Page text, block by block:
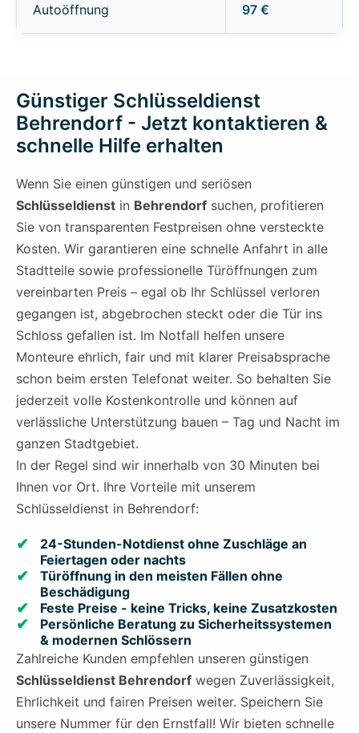
Autoöffnung 97 €
Günstiger Schlüsseldienst
Behrendorf - Jetzt kontaktieren &
schnelle Hilfe erhalten
Wenn Sie einen günstigen und seriösen
Schlüsseldienst in Behrendorf suchen, profitieren
Sie von transparenten Festpreisen ohne versteckte
Kosten. Wir garantieren eine schnelle Anfahrt in alle
Stadtteile sowie professionelle Türöffnungen zum
vereinbarten Preis – egal ob Ihr Schlüssel verloren
gegangen ist, abgebrochen steckt oder die Tür ins
Schloss gefallen ist. Im Notfall helfen unsere
Monteure ehrlich, fair und mit klarer Preisabsprache
schon beim ersten Telefonat weiter. So behalten Sie
jederzeit volle Kostenkontrolle und können auf
verlässliche Unterstützung bauen – Tag und Nacht im
ganzen Stadtgebiet.
In der Regel sind wir innerhalb von 30 Minuten bei
Ihnen vor Ort. Ihre Vorteile mit unserem
Schlüsseldienst in Behrendorf:
24-Stunden-Notdienst ohne Zuschläge an
Feiertagen oder nachts
Türöffnung in den meisten Fällen ohne
Beschädigung
Feste Preise - keine Tricks, keine Zusatzkosten
Persönliche Beratung zu Sicherheitssystemen
& modernen Schlössern
Zahlreiche Kunden empfehlen unseren günstigen
Schlüsseldienst Behrendorf wegen Zuverlässigkeit,
Ehrlichkeit und fairen Preisen weiter. Speichern Sie
unsere Nummer für den Ernstfall! Wir bieten schnelle